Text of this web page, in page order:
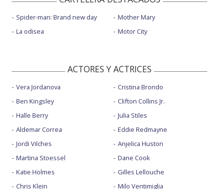
Spider-man: Brand new day
La odisea
Mother Mary
Motor City
ACTORES Y ACTRICES
Vera Jordanova
Ben Kingsley
Halle Berry
Aldemar Correa
Jordi Vilches
Martina Stoessel
Katie Holmes
Chris Klein
Cristina Brondo
Clifton Collins Jr.
Julia Stiles
Eddie Redmayne
Anjelica Huston
Dane Cook
Gilles Lellouche
Milo Ventimiglia